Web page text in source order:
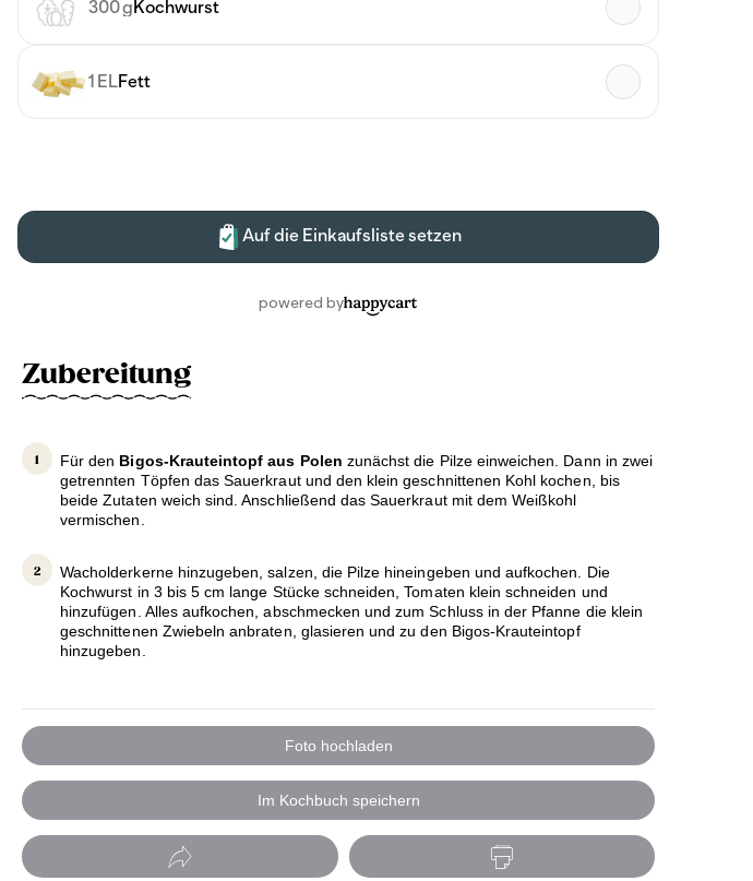
Zubereitung
Für den Bigos-Krauteintopf aus Polen zunächst die Pilze einweichen. Dann in zwei
getrennten Töpfen das Sauerkraut und den klein geschnittenen Kohl kochen, bis
beide Zutaten weich sind. Anschließend das Sauerkraut mit dem Weißkohl
vermischen.
Wacholderkerne hinzugeben, salzen, die Pilze hineingeben und aufkochen. Die
Kochwurst in 3 bis 5 cm lange Stücke schneiden, Tomaten klein schneiden und
hinzufügen. Alles aufkochen, abschmecken und zum Schluss in der Pfanne die klein
geschnittenen Zwiebeln anbraten, glasieren und zu den Bigos-Krauteintopf
hinzugeben.
Foto hochladen
Im Kochbuch speichern